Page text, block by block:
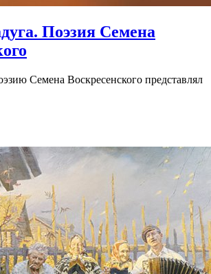
Поэзия Семена
Семена Воскресенского представлял